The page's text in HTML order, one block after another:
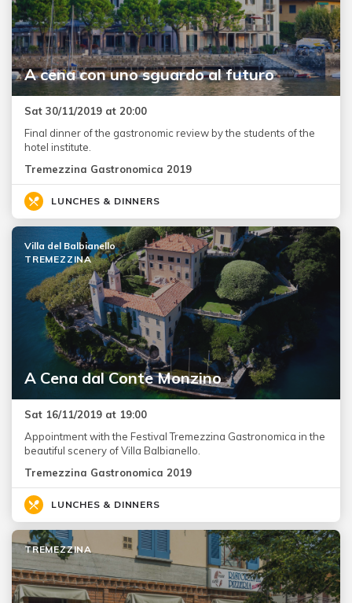
A cena con uno sguardo al futuro
Sat 30/11/2019 at 20:00
Final dinner of the gastronomic review by the students of the
hotel institute.
Tremezzina Gastronomica 2019
LUNCHES & DINNERS
A Cena dal Conte Monzino
Villa del Balbianello
TREMEZZINA
Sat 16/11/2019 at 19:00
Appointment with the Festival Tremezzina Gastronomica in the
beautiful scenery of Villa Balbianello.
Tremezzina Gastronomica 2019
LUNCHES & DINNERS
TREMEZZINA